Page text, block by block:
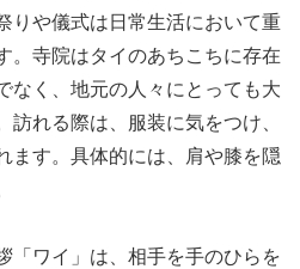
りや儀式は日常生活において重
。寺院はタイのあちこちに存在
なく、地元の人々にとっても大
れる際は、服装に気をつけ、
ます。具体的には、肩や膝を隠
「ワイ」は、相手を手のひらを